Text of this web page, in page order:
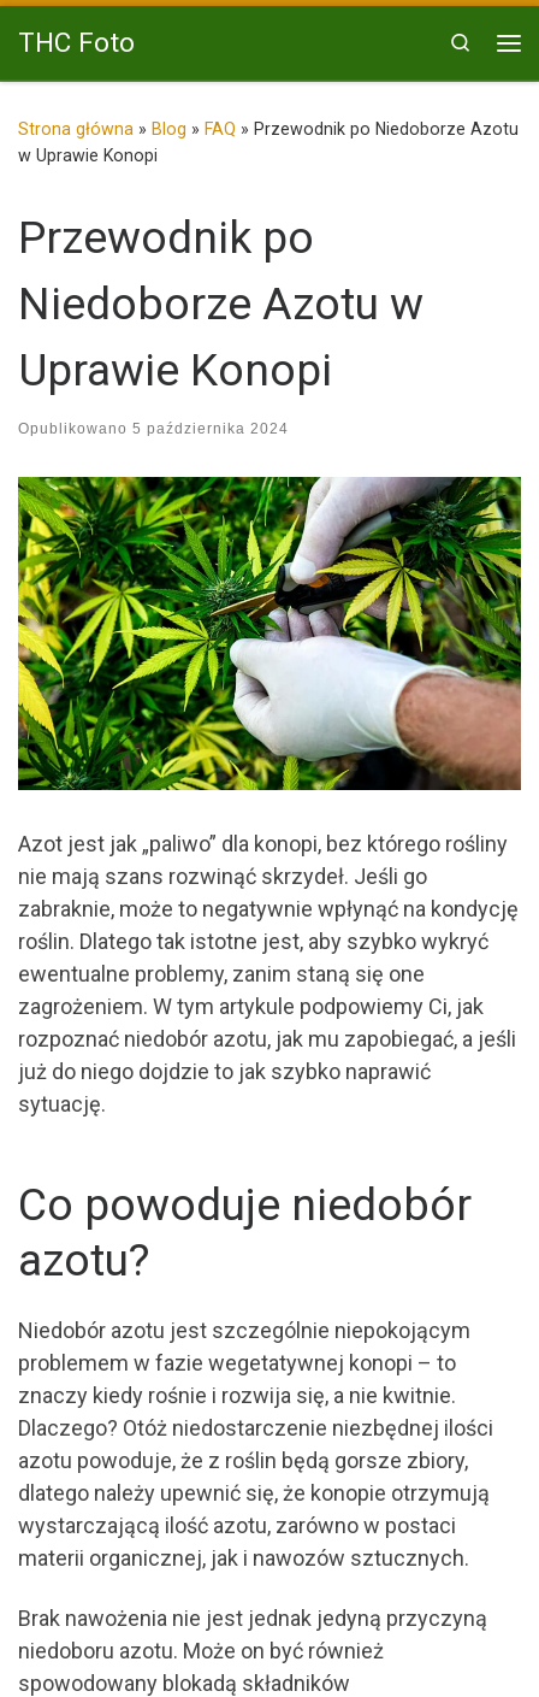
Przejdź do treści
THC Foto
Search
Strona główna » Blog » FAQ » Przewodnik po Niedoborze Azotu
w Uprawie Konopi
Przewodnik po
Niedoborze Azotu w
Uprawie Konopi
Opublikowano 5 października 2024
Azot jest jak „paliwo” dla konopi, bez którego rośliny
nie mają szans rozwinąć skrzydeł. Jeśli go
zabraknie, może to negatywnie wpłynąć na kondycję
roślin. Dlatego tak istotne jest, aby szybko wykryć
ewentualne problemy, zanim staną się one
zagrożeniem. W tym artykule podpowiemy Ci, jak
rozpoznać niedobór azotu, jak mu zapobiegać, a jeśli
już do niego dojdzie to jak szybko naprawić
sytuację.
Co powoduje niedobór
azotu?
Niedobór azotu jest szczególnie niepokojącym
problemem w fazie wegetatywnej konopi – to
znaczy kiedy rośnie i rozwija się, a nie kwitnie.
Dlaczego? Otóż niedostarczenie niezbędnej ilości
azotu powoduje, że z roślin będą gorsze zbiory,
dlatego należy upewnić się, że konopie otrzymują
wystarczającą ilość azotu, zarówno w postaci
materii organicznej, jak i nawozów sztucznych.
Brak nawożenia nie jest jednak jedyną przyczyną
niedoboru azotu. Może on być również
spowodowany blokadą składników